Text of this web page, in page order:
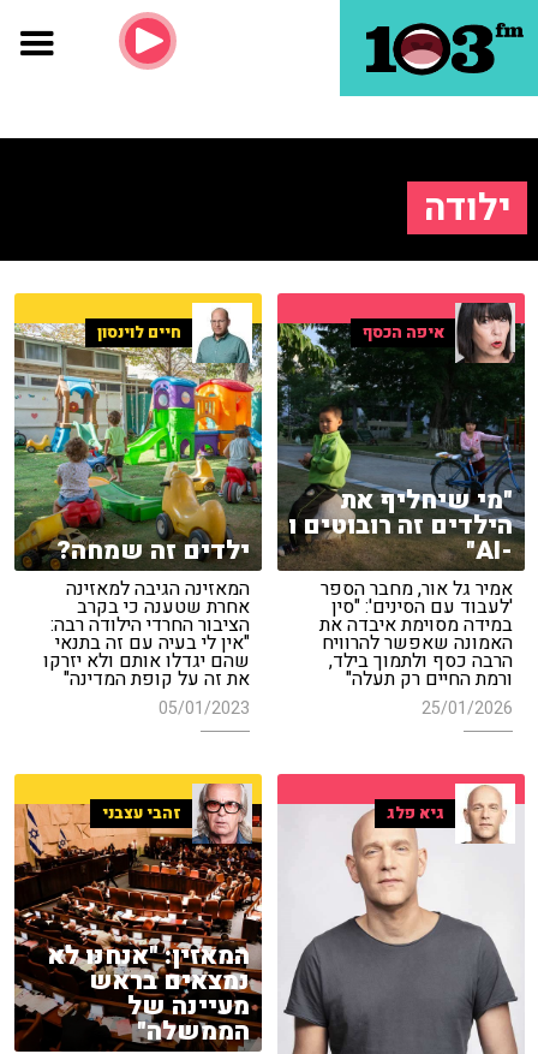
ילודה
איפה הכסף
"מי שיחליף את
הילדים זה רובוטים ו
-AI"
אמיר גל אור, מחבר הספר
'לעבוד עם הסינים': "סין
במידה מסוימת איבדה את
האמונה שאפשר להרוויח
הרבה כסף ולתמוך בילד,
ורמת החיים רק תעלה"
25/01/2026
חיים לוינסון
ילדים זה שמחה?
המאזינה הגיבה למאזינה
אחרת שטענה כי בקרב
הציבור החרדי הילודה רבה:
"אין לי בעיה עם זה בתנאי
שהם יגדלו אותם ולא יזרקו
את זה על קופת המדינה"
05/01/2023
גיא פלג זהבי עצבני
המאזין: "אנחנו לא
נמצאים בראש
מעיינה של
הממשלה"